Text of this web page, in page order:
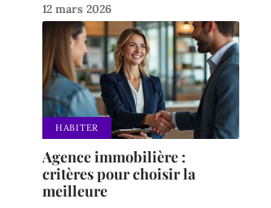
12 mars 2026
HABITER
Agence immobilière :
critères pour choisir la
meilleure